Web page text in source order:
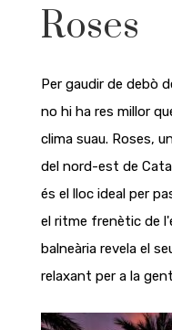
Roses
Per gaudir de debò
no hi ha res millor
clima suau. Roses,
del nord-est de
és el lloc ideal per
el ritme frenètic de
balneària revela el
relaxant per a la